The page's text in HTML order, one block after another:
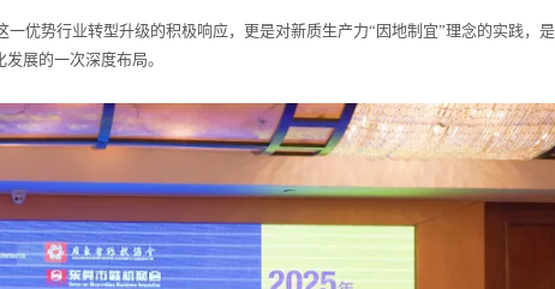
优势行业转型升级的积极响应，更是对新质生产力“因地制宜”理念的实践，
展的一次深度布局。